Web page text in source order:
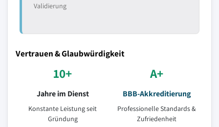
Validierung
Vertrauen & Glaubwürdigkeit
10+
Jahre im Dienst
Konstante Leistung seit
Gründung
A+
BBB-Akkreditierung
Professionelle Standards &
Zufriedenheit